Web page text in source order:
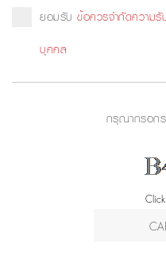
ยอมรับ ข้อควรจำกัดความ
บุคคล
กรุณากรอก